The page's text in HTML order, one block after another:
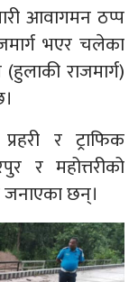
आवागमन ठप्प
भएर चलेका
राजमार्ग)
र ट्राफिक
र महोत्तरीको
जनाएका छन्।